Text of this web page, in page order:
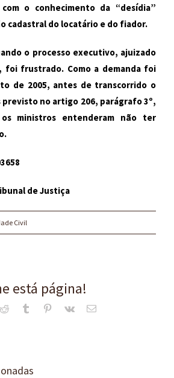
o conhecimento da “desídia”
cadastral do locatário e do fiador.
o processo executivo, ajuizado
foi frustrado. Como a demanda foi
de 2005, antes de transcorrido o
no artigo 206, parágrafo 3º,
ministros entenderam não ter
de Justiça
Civil
está página!
Reddit Tumblr Pinterest
Vk
E-